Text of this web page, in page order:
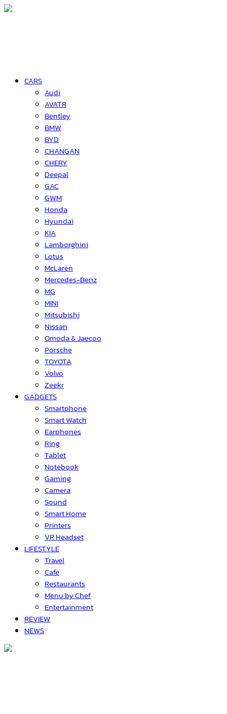
CARS
Audi
AVATR
Bentley
BMW
BYD
CHANGAN
CHERY
Deepal
GAC
GWM
Honda
Hyundai
KIA
Lamborghini
Lotus
McLaren
Mercedes-Benz
MG
MINI
Mitsubishi
Nissan
Omoda & Jaecoo
Porsche
TOYOTA
Volvo
Zeekr
GADGETS
Smartphone
Smart Watch
Earphones
Ring
Tablet
Notebook
Gaming
Camera
Sound
Smart Home
Printers
VR Headset
LIFESTYLE
Travel
Cafe
Restaurants
Menu by Chef
Entertainment
REVIEW
NEWS